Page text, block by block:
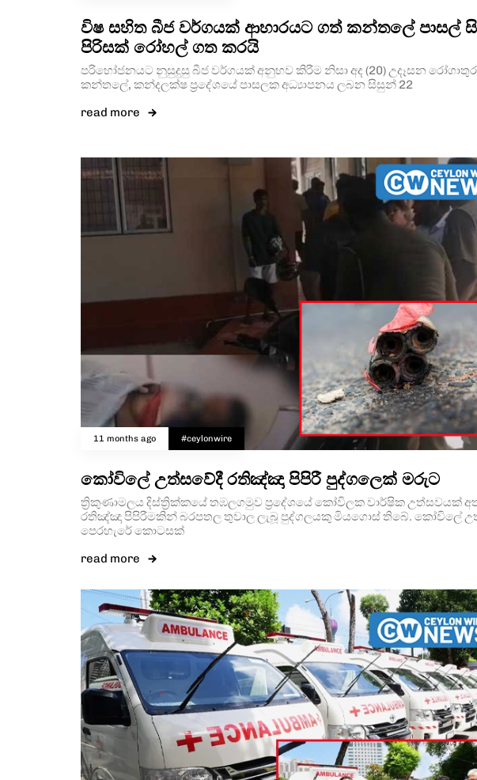
විෂ සහිත බීජ වර්ගයක් ආහාරයට ගත් කන්තලේ පාසල්
පිරිසක් රෝහල් ගත කරයි
පරිභෝජනයට නුසුදුසු බීජ වර්ගයක් අනුභව කිරීම නිසා අද (20) උදෑසන
කන්තලේ, කන්දලක්ෂ ප්‍රදේශයේ පාසලක අධ්‍යාපනය ලබන සිසුන් 22
read more
11 months ago #ceylonwire
කෝවිලේ උත්සවේදී රතිඤ්ඤා පිපිරී පුද්ගලෙක් මරුට
ත්‍රිකුණාමලය දිස්ත්‍රික්කයේ තඹලගමුව ප්‍රදේශයේ කෝවිලක වාර්ෂික උත්සවයක්
රතිඤ්ඤා පිපිරීමකින් බරපතල තුවාල ලැබූ පුද්ගලයකු මියගොස් තිබේ. කෝවිලේ
පෙරහැරේ කොටසක්
read more